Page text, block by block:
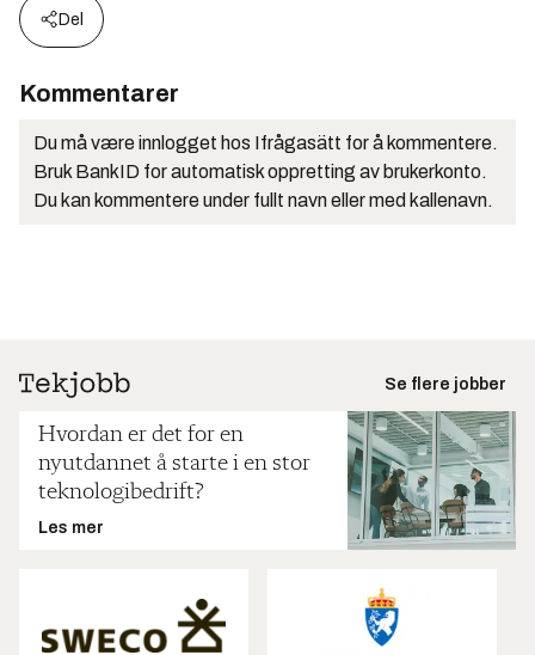
Del
Kommentarer
Du må være innlogget hos Ifrågasätt for å kommentere.
Bruk BankID for automatisk oppretting av brukerkonto.
Du kan kommentere under fullt navn eller med kallenavn.
Se flere jobber
Hvordan er det for en
nyutdannet å starte i en stor
teknologibedrift?
Les mer